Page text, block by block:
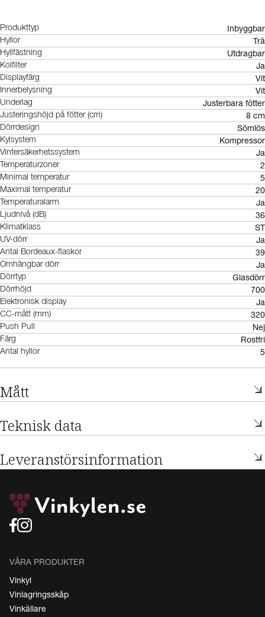
Produkttyp Inbyggbar
Hyllor Trä
Hyllfästning Utdragbar
Kolfilter Ja
Displayfärg Vit
Innerbelysning Vit
Underlag Justerbara fötter
Justeringshöjd på fötter (cm) 8 cm
Dörrdesign Sömlös
Kylsystem Kompressor
Vintersäkerhetssystem Ja
Temperaturzoner 2
Minimal temperatur 5
Maximal temperatur 20
Temperaturalarm Ja
Ljudnivå (dB) 36
Klimatklass ST
UV-dörr Ja
Antal Bordeaux-flaskor 39
Omhängbar dörr Ja
Dörrtyp Glasdörr
Dörrhöjd 700
Elektronisk display Ja
CC-mått (mm) 320
Push Pull Nej
Färg Rostfri
Antal hyllor 5
Mått
Teknisk data
Leveranstörsinformation
VÅRA PRODUKTER
Vinkyl
Vinlagringsskåp
Vinkällare